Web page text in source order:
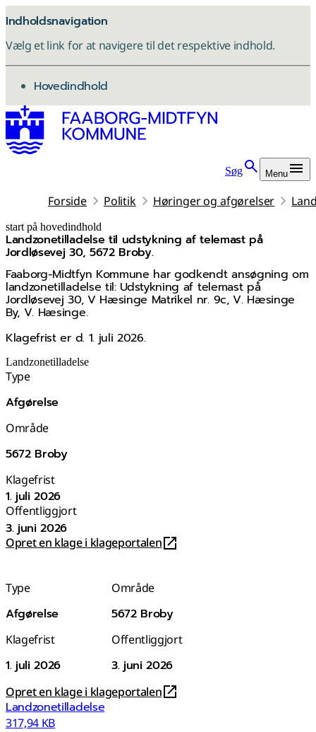
Indholdsnavigation
Vælg et link for at navigere til det respektive indhold.
gå til
Hovedindhold
Søg Menu
Forside Politik Høringer og afgørelser
start på hovedindhold
Landzonetilladelse til udstykning af telemast på
Jordløsevej 30, 5672 Broby.
Faaborg-Midtfyn Kommune har godkendt ansøgning om
landzonetilladelse til: Udstykning af telemast på
Jordløsevej 30, V Hæsinge Matrikel nr. 9c, V. Hæsinge
By, V. Hæsinge.
Klagefrist er d. 1. juli 2026.
senest opdateret 3. juni 2026
Landzonetilladelse
Type
Afgørelse
Område
5672 Broby
Klagefrist
1. juli 2026
Offentliggjort
3. juni 2026
Opret en klage i klageportalen
Type
Afgørelse
Område
5672 Broby
Klagefrist
1. juli 2026
Offentliggjort
3. juni 2026
Opret en klage i klageportalen
Landzonetilladelse
317,94 KB